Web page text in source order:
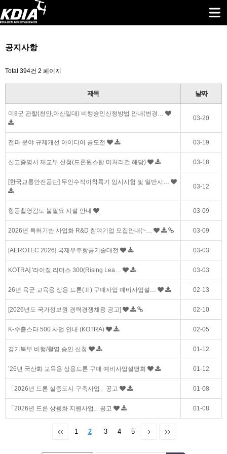
공지사항
Total 394건 2 페이지
제목 날짜
미8군 관할(천안,아산일대) 비행승인신청방법 안내(변경…
03-20
전파 분야 규제개선 아이디어 공모전 03-19
신고증명서 재교부 신청(드론원스탑 미처리건 해당) 03-18
[한국교통안전공단] 무인수직이착륙기 임시시험 및 일반시…
03-12
항공촬영검토 불필요 시설 안내 03-09
2026년 특허기반 사업화 R&D 참여기업 모집안내(~… 03-09
[AEROTEC 2026] 국제우주항공기술대전 03-03
KOTRA] '라이징 리더스 300(Rising Lea… 03-03
26년 육군 교육용 상용 드론(Ⅱ) 구매사업 예비사업설… 02-13
[2026년도 국가정보원 경력경쟁채용 공고] 02-10
K-수출스타 500 사업 안내 (KOTRA) 02-05
경기북부 비행/촬영 승인 신청 01-12
’26년 국산화 교육용 상용드론 구매 예비사업설명회 01-12
「2026년 드론 실증도시 구축사업」공고 01-08
「2026년 드론 상용화 지원사업」공고 01-08
1 2 3 4 5